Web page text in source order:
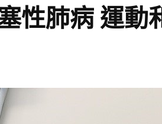
性肺病 運動